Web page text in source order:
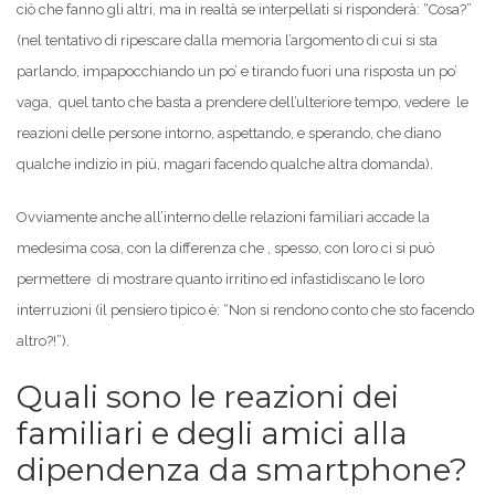
ciò che fanno gli altri, ma in realtà se interpellati si risponderà: “Cosa?”
(nel tentativo di ripescare dalla memoria l’argomento di cui si sta
parlando, impapocchiando un po’ e tirando fuori una risposta un po’
vaga, quel tanto che basta a prendere dell’ulteriore tempo, vedere le
reazioni delle persone intorno, aspettando, e sperando, che diano
qualche indizio in più, magari facendo qualche altra domanda).
Ovviamente anche all’interno delle relazioni familiari accade la
medesima cosa, con la differenza che , spesso, con loro ci si può
permettere di mostrare quanto irritino ed infastidiscano le loro
interruzioni (il pensiero tipico è: “Non si rendono conto che sto facendo
altro?!”).
Quali sono le reazioni dei
familiari e degli amici alla
dipendenza da smartphone?